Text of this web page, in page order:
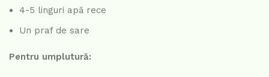
4-5 linguri apă rece
Un praf de sare
Pentru umplutură: